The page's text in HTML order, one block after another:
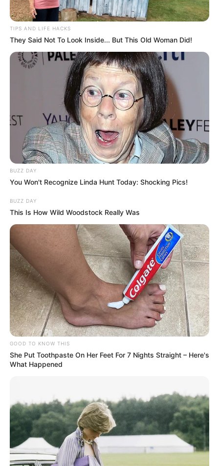
TIPS AND LIFE HACKS
They Said Not To Look Inside... But This Old Woman Did!
BUZZ DAY
You Won't Recognize Linda Hunt Today: Shocking Pics!
BUZZ DAY
This Is How Wild Woodstock Really Was
GOOD TO KNOW THIS
She Put Toothpaste On Her Feet For 7 Nights Straight – Here's
What Happened